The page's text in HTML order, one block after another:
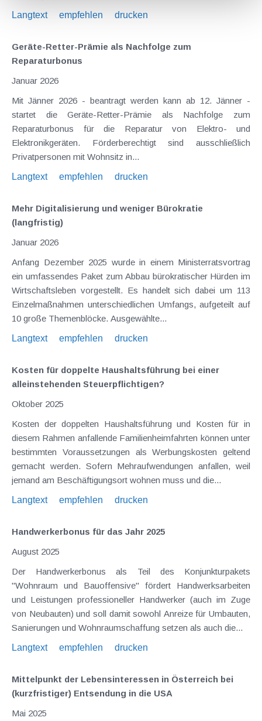
Langtext
empfehlen drucken
Geräte-Retter-Prämie als Nachfolge zum
Reparaturbonus
Januar 2026
Mit Jänner 2026 - beantragt werden kann ab 12. Jänner -
startet die Geräte-Retter-Prämie als Nachfolge zum
Reparaturbonus für die Reparatur von Elektro- und
Elektronikgeräten. Förderberechtigt sind ausschließlich
Privatpersonen mit Wohnsitz in...
Langtext
empfehlen drucken
Mehr Digitalisierung und weniger Bürokratie
(langfristig)
Januar 2026
Anfang Dezember 2025 wurde in einem Ministerratsvortrag
ein umfassendes Paket zum Abbau bürokratischer Hürden im
Wirtschaftsleben vorgestellt. Es handelt sich dabei um 113
Einzelmaßnahmen unterschiedlichen Umfangs, aufgeteilt auf
10 große Themenblöcke. Ausgewählte...
Langtext
empfehlen drucken
Kosten für doppelte Haushaltsführung bei einer
alleinstehenden Steuerpflichtigen?
Oktober 2025
Kosten der doppelten Haushaltsführung und Kosten für in
diesem Rahmen anfallende Familienheimfahrten können unter
bestimmten Voraussetzungen als Werbungskosten geltend
gemacht werden. Sofern Mehraufwendungen anfallen, weil
jemand am Beschäftigungsort wohnen muss und die...
Langtext
empfehlen drucken
Handwerkerbonus für das Jahr 2025
August 2025
Der Handwerkerbonus als Teil des Konjunkturpakets
"Wohnraum und Bauoffensive" fördert Handwerksarbeiten
und Leistungen professioneller Handwerker (auch im Zuge
von Neubauten) und soll damit sowohl Anreize für Umbauten,
Sanierungen und Wohnraumschaffung setzen als auch die...
Langtext
empfehlen drucken
Mittelpunkt der Lebensinteressen in Österreich bei
(kurzfristiger) Entsendung in die USA
Mai 2025